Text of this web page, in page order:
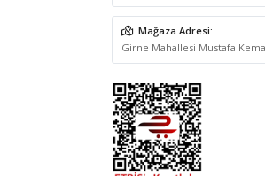
Mağaza Adresi:
Girne Mahallesi Mustafa